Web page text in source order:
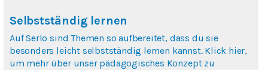
Selbstständig lernen
Auf Serlo sind Themen so aufbereitet, dass du sie
besonders leicht selbstständig lernen kannst. Klick hier,
um mehr über unser pädagogisches Konzept zu